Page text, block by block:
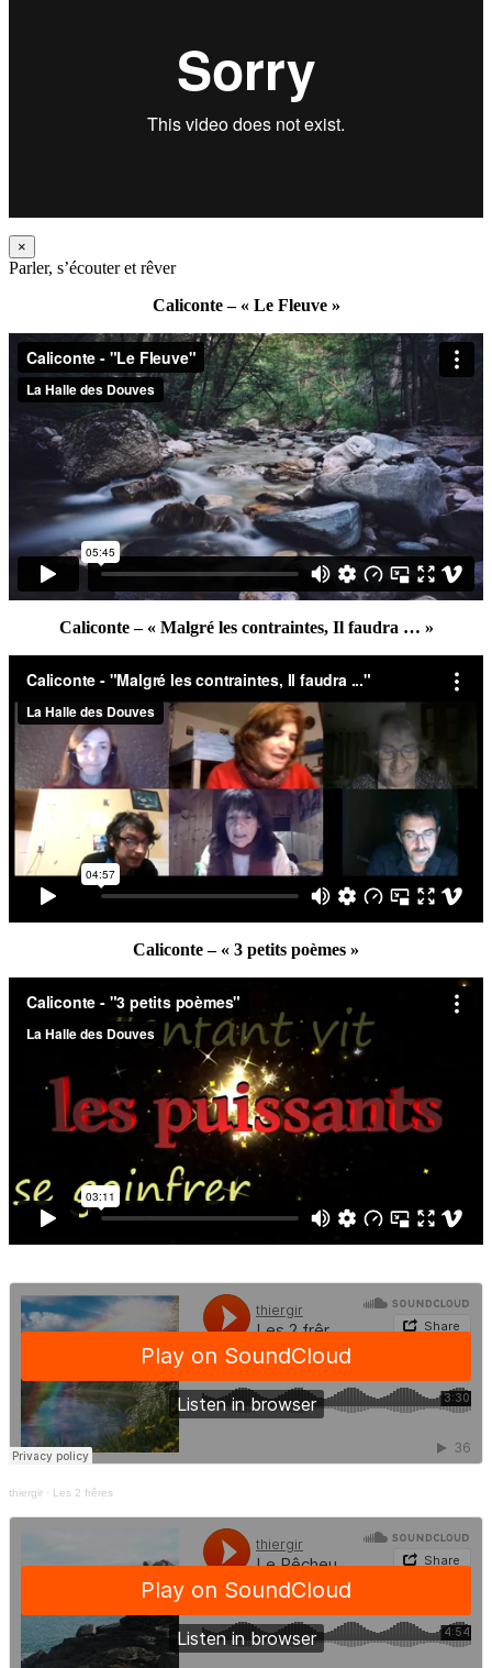
×
Parler, s’écouter et rêver
Caliconte – « Le Fleuve »
Caliconte – « Malgré les contraintes, Il faudra … »
Caliconte – « 3 petits poèmes »
thiergir · Les 2 frêres